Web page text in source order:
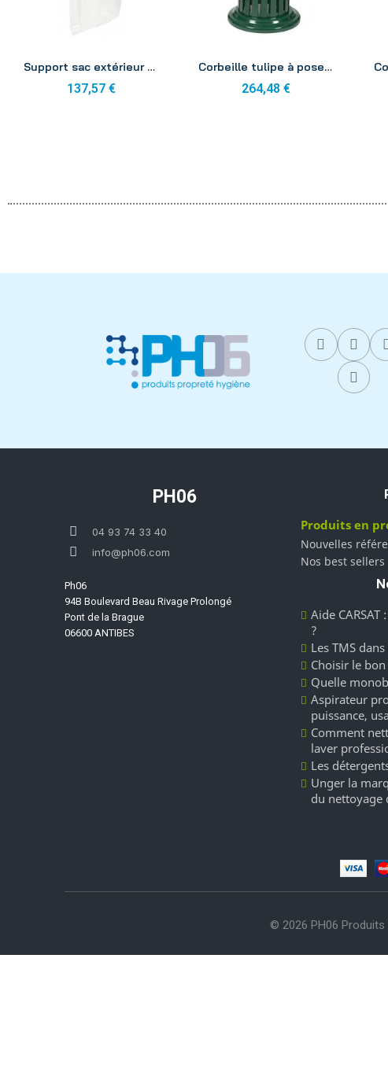
Support sac extérieur galvanisé 110L
137,57 €
Corbeille tulipe à poser vert mousse 60L
264,48 €
PH06
04 93 74 33 40
info@ph06.com
Ph06
94B Boulevard Beau Rivage Prolongé
Pont de la Brague
06600 ANTIBES
Produits en
Nouvelles
Nos best sellers
Aide
?
Les TMS
Choisir le
Quelle
Aspirateur
puissance,
Comment
laver
Les
Unger la
du nettoyage
© 2026 PH06 Produits